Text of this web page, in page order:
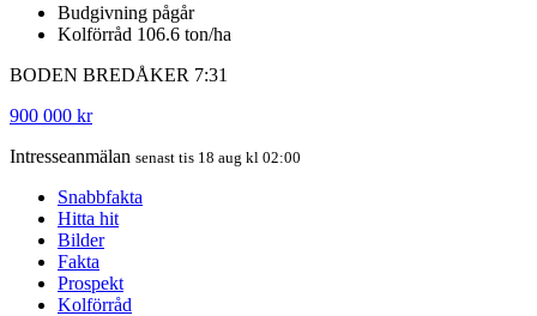
Budgivning pågår
Kolförråd 106.6 ton/ha
BODEN BREDÅKER 7:31
900 000 kr
Intresseanmälan senast tis 18 aug kl 02:00
Snabbfakta
Hitta hit
Bilder
Fakta
Prospekt
Kolförråd